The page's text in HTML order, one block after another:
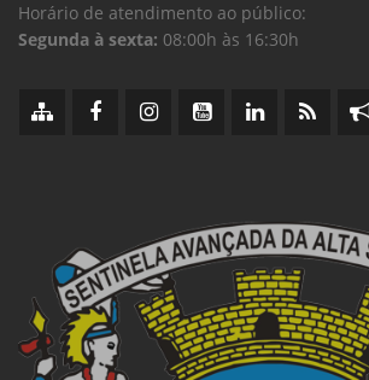
Horário de atendimento ao público:
Segunda à sexta: 08:00h às 16:30h